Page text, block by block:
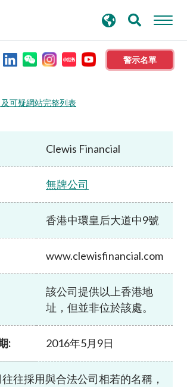
警示名單
可疑網站完整列表
Clewis Financial
無牌公司
香港中環皇后大道中9號
www.clewisfinancial.com
該公司提供以上香港地
址，但並非位於該處。
: 2016年5月9日
往採用與合法公司相若的名稱，